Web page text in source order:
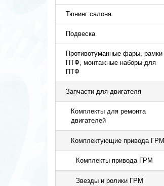
Тюнинг салона
Подвеска
Противотуманные фары, рамки
ПТФ, монтажные наборы для
ПТФ
Запчасти для двигателя
Комплекты для ремонта
двигателей
Комплектующие привода ГРМ
Комплекты привода ГРМ
Звезды и ролики ГРМ